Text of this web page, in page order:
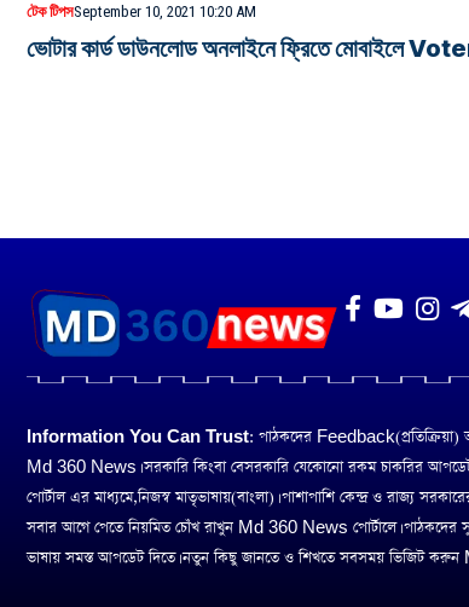
টেক টিপসSeptember 10, 2021 10:20 AM
ভোটার কার্ড ডাউনলোড অনলাইনে ফ্রিতে মোবাইলে
Information You Can Trust: পাঠকদের Feedback(প্রতিক্রিয়া)
Md 360 News। সরকারি কিংবা বেসরকারি যেকোনো রকম চাকরির
পোর্টাল এর মাধ্যমে,নিজস্ব মাতৃভাষায়(বাংলা)। পাশাপাশি কেন্দ্র ও রাজ্য
সবার আগে পেতে নিয়মিত চোঁখ রাখুন Md 360 News পোর্টালে। পাঠকদের
ভাষায় সমস্ত আপডেট দিতে। নতুন কিছু জানতে ও শিখতে সবসময় ভিজিট